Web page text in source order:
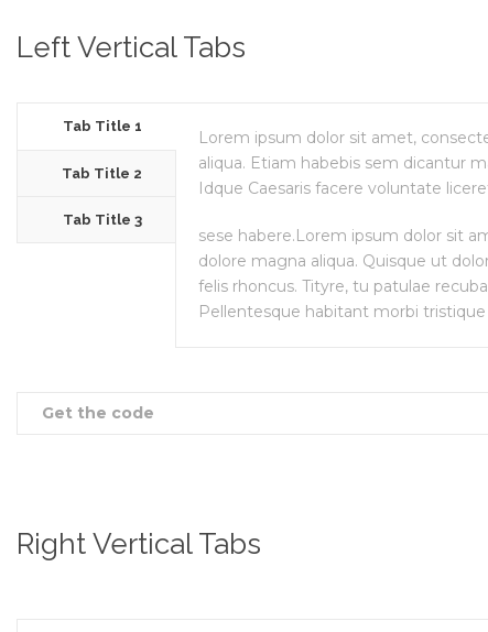
Left Vertical Tabs
Tab Title 1
Tab Title 2
Tab Title 3
Lorem ipsum dolor sit amet,
aliqua. Etiam habebis sem dicantur
Idque Caesaris facere voluntate
sese habere.Lorem ipsum dolor sit
dolore magna aliqua. Quisque ut
felis rhoncus. Tityre, tu patulae
Pellentesque habitant morbi
Get the code
Right Vertical Tabs